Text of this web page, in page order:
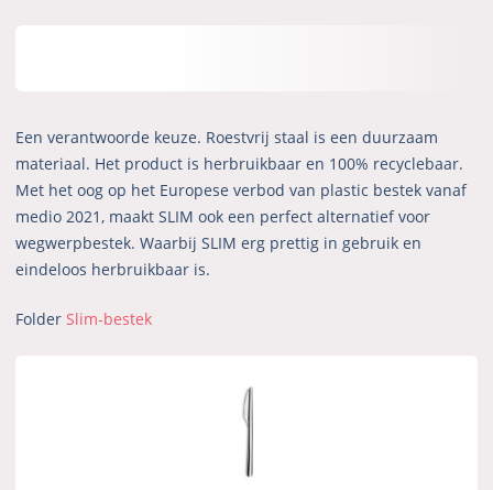
Een verantwoorde keuze. Roestvrij staal is een duurzaam
materiaal. Het product is herbruikbaar en 100% recyclebaar.
Met het oog op het Europese verbod van plastic bestek vanaf
medio 2021, maakt SLIM ook een perfect alternatief voor
wegwerpbestek. Waarbij SLIM erg prettig in gebruik en
eindeloos herbruikbaar is.
FolderSlim-bestek